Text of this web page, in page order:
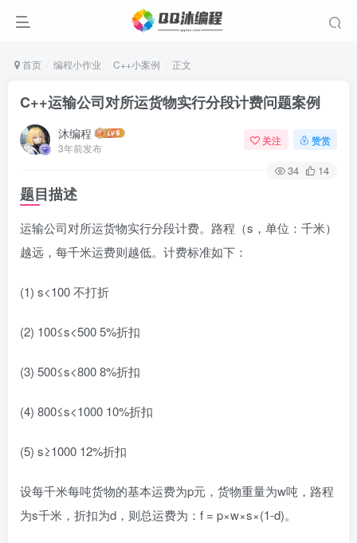
首页 编程小作业 C++小案例 正文
C++运输公司对所运货物实行分段计费问题案例
沐编程
3年前发布
关注 赞赏
34 14
题目描述
运输公司对所运货物实行分段计费。路程（s，单位：千米）
越远，每千米运费则越低。计费标准如下：
(1) s<100 不打折
(2) 100≤s<500 5%折扣
(3) 500≤s<800 8%折扣
(4) 800≤s<1000 10%折扣
(5) s≥1000 12%折扣
设每千米每吨货物的基本运费为p元，货物重量为w吨，路程
为s千米，折扣为d，则总运费为：f = p×w×s×(1-d)。